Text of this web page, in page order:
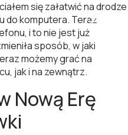
się załatwić na drodze
do komputera. Teraz
i to nie jest już
sposób, w jaki
możemy grać na
jak i na zewnątrz.
Nową Erę